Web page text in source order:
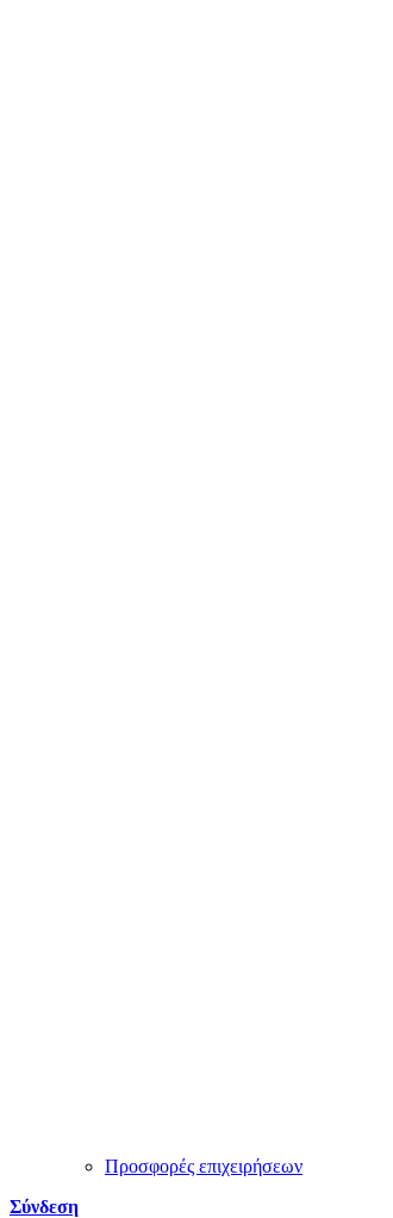
Προσφορές επιχειρήσεων
Σύνδεση